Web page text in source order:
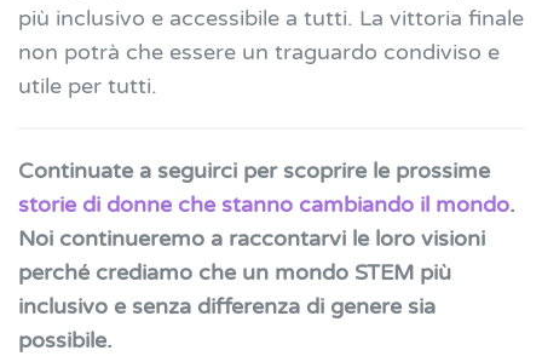
più inclusivo e accessibile a tutti. La vittoria finale
non potrà che essere un traguardo condiviso e
utile per tutti.
Continuate a seguirci per scoprire le prossime
storie di donne che stanno cambiando il mondo.
Noi continueremo a raccontarvi le loro visioni
perché crediamo che un mondo STEM più
inclusivo e senza differenza di genere sia
possibile.